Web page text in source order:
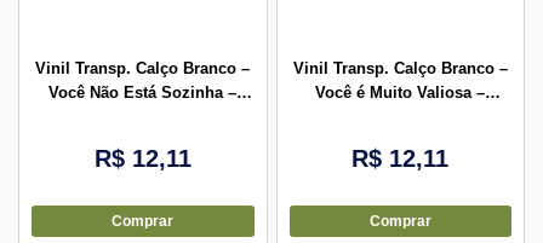
Vinil Transp. Calço Branco –
Você Não Está Sozinha –
R$12,11
Comprar
Vinil Transp. Calço Branco –
Você é Muito Valiosa –
R$ 12,11
Comprar